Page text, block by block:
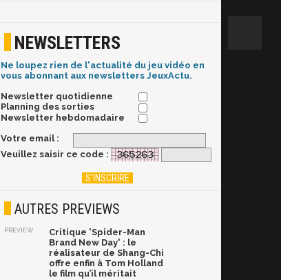
NEWSLETTERS
Ne loupez rien de l'actualité du jeu vidéo en
vous abonnant aux newsletters JeuxActu.
Newsletter quotidienne
Planning des sorties
Newsletter hebdomadaire
Votre email :
Veuillez saisir ce code :
AUTRES PREVIEWS
PREVIEW
Critique 'Spider-Man
Brand New Day' : le
réalisateur de Shang-Chi
offre enfin à Tom Holland
le film qu’il méritait